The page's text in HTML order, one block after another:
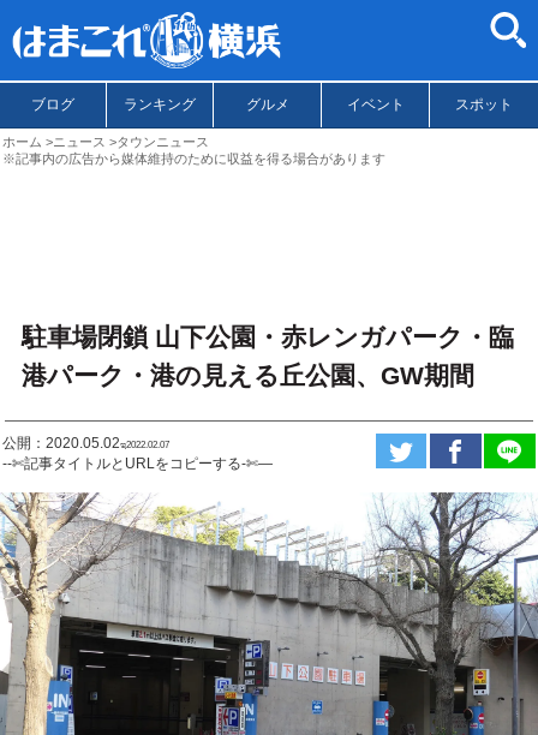
ブログ ランキング グルメ イベント スポット
ホーム ニュース
タウンニュース
※記事内の広告から媒体維持のために収益を得る場合があります
駐車場閉鎖 山下公園・赤レンガパーク・臨
港パーク・港の見える丘公園、GW期間
公開：2020.05.02ಇ2022.02.07
--✄記事タイトルとURLをコピーする-✄—